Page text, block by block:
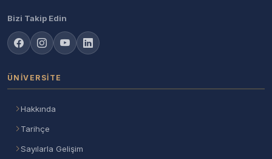
Bizi Takip Edin
ÜNIVERSITE
Hakkında
Tarihçe
Sayılarla Gelişim